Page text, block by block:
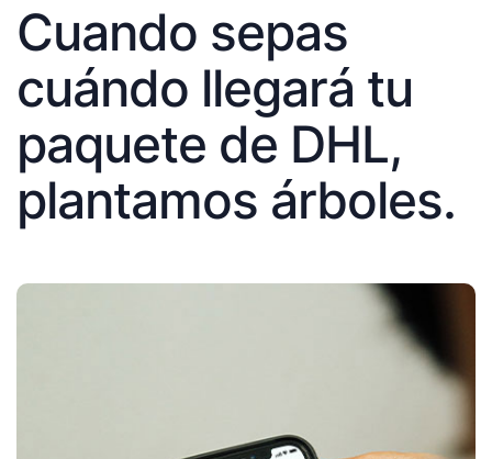
Cuando sepas
cuándo llegará tu
paquete de DHL,
plantamos árboles.